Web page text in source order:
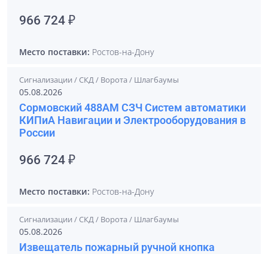
966 724 ₽
Место поставки: Ростов-на-Дону
Сигнализации / СКД / Ворота / Шлагбаумы
05.08.2026
Сормовский 488АМ СЗЧ Систем автоматики
КИПиА Навигации и Электрооборудования в
России
966 724 ₽
Место поставки: Ростов-на-Дону
Сигнализации / СКД / Ворота / Шлагбаумы
05.08.2026
Извещатель пожарный ручной кнопка